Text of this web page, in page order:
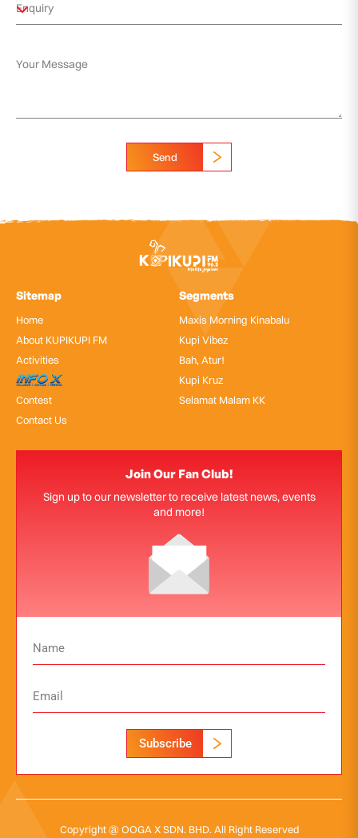
Send
Sitemap
Home
About KUPIKUPI FM
Activities
InfoX
Contest
Contact Us
Segments
Maxis Morning Kinabalu
Kupi Vibez
Bah, Atur!
Kupi Kruz
Selamat Malam KK
Join Our Fan Club!
Sign up to our newsletter to receive latest news, events
and more!
Subscribe
Copyright @ OOGA X SDN. BHD. All Right Reserved